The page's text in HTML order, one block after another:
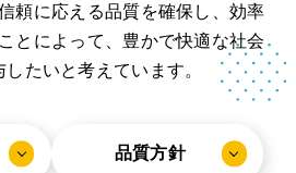
お問い合わせ
採用情報
お電話からのお問い合わせ
頼に応える品質を確保し、効率
とによって、豊かで快適な社会
たいと考えています。
品質方針